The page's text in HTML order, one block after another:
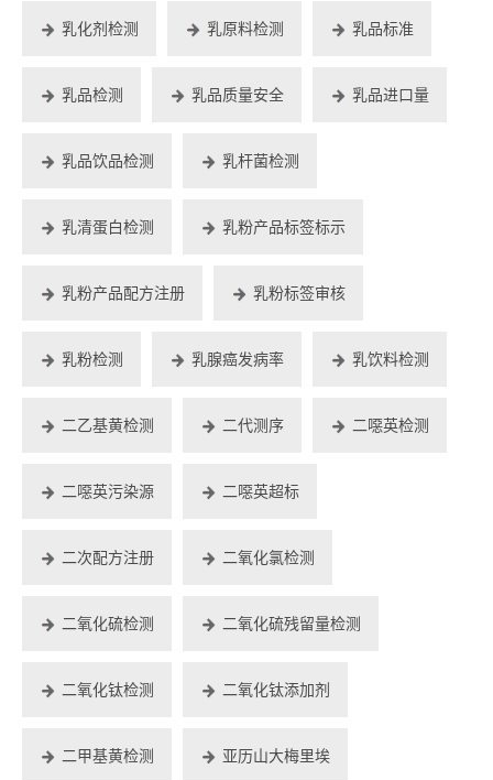
乳化剂检测 乳原料检测 乳品标准
乳品检测 乳品质量安全 乳品进口量
乳品饮品检测 乳杆菌检测
乳清蛋白检测 乳粉产品标签标示
乳粉产品配方注册 乳粉标签审核
乳粉检测 乳腺癌发病率 乳饮料检测
二乙基黄检测 二代测序 二噁英检测
二噁英污染源 二噁英超标
二次配方注册 二氧化氯检测
二氧化硫检测 二氧化硫残留量检测
二氧化钛检测 二氧化钛添加剂
二甲基黄检测 亚历山大梅里埃